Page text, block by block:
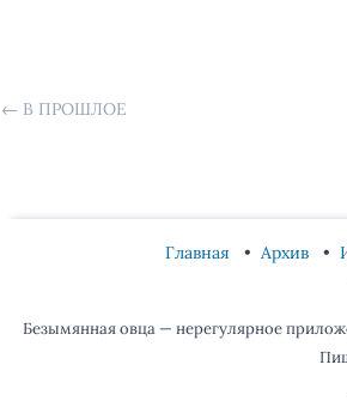
← В ПРОШЛОЕ
Главная Архив
Безымянная овца — нерегулярное